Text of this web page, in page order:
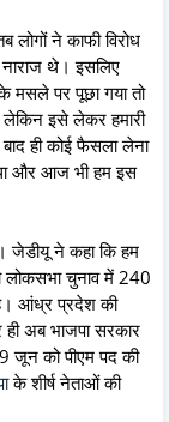
लोगों ने काफी विरोध
नाराज थे। इसलिए
मसले पर पूछा गया तो
लेकिन इसे लेकर हमारी
ही कोई फैसला लेना
था और आज भी हम इस
जेडीयू ने कहा कि हम
लोकसभा चुनाव में 240
आंध्र प्रदेश की
ही अब भाजपा सरकार
जून को पीएम पद की
के शीर्ष नेताओं की